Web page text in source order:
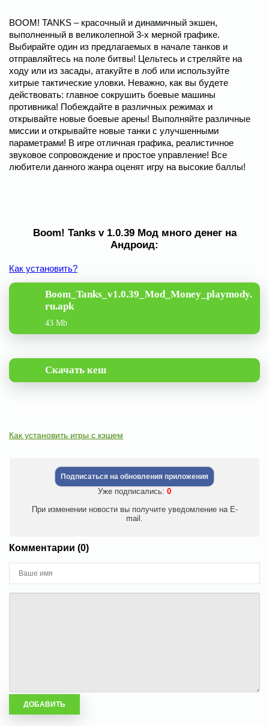
BOOM! TANKS – красочный и динамичный экшен,
выполненный в великолепной 3-х мерной графике.
Выбирайте один из предлагаемых в начале танков и
отправляйтесь на поле битвы! Цельтесь и стреляйте на
ходу или из засады, атакуйте в лоб или используйте
хитрые тактические уловки. Неважно, как вы будете
действовать: главное сокрушить боевые машины
противника! Побеждайте в различных режимах и
открывайте новые боевые арены! Выполняйте различные
миссии и открывайте новые танки с улучшенными
параметрами! В игре отличная графика, реалистичное
звуковое сопровождение и простое управление! Все
любители данного жанра оценят игру на высокие баллы!
Boom! Tanks v 1.0.39 Мод много денег на
Андроид:
Как установить?
Boom_Tanks_v1.0.39_Mod_Money_playmody.
ru.apk
43 Mb
Скачать кеш
Как установить игры с кэшем
Подписаться на обновления приложения
Уже подписались: 0
При изменении новости вы получите уведомление на E-
mail.
Комментарии (0)